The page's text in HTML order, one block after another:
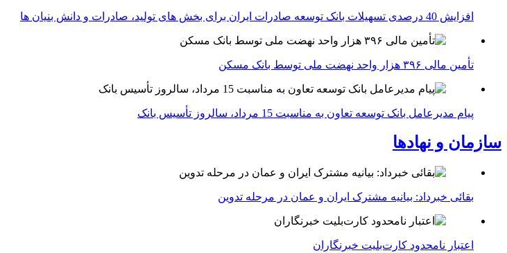
افزایش 40 درصدی تسهیلات بانک توسعه صادرات ایران برای بخش های تولید، صادرات و دانش بنیان ها
تأمین مالی ۳۹۶ هزار واحد نهضت ملی توسط بانک مسکن
پیام مدیرعامل بانک توسعه تعاون به مناسبت 15 مرداد، سالروز تأسیس بانک
سازمان و نهادها
بقائی خبرداد: بیانیه مشترک ایران و عمان در مرحله تدوین
اعتبار نامحدود کارت‌بلیت خبرنگاران